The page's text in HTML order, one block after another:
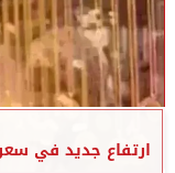
ارتفاع جديد في سعر الذهب عيار